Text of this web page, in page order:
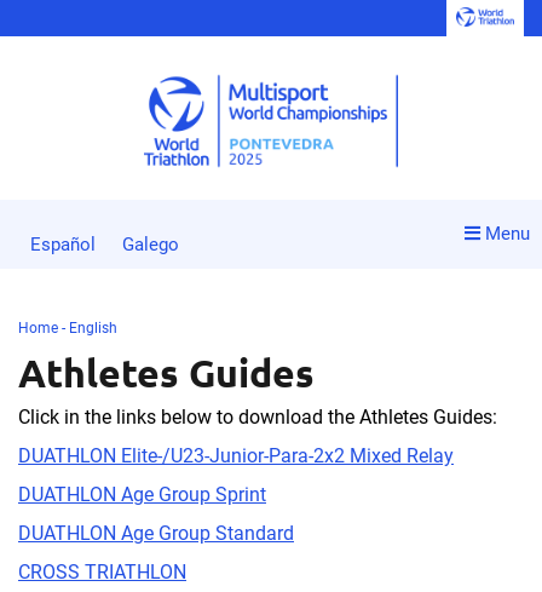
Menu
Español Galego
Home - English
Athletes Guides
Click in the links below to download the Athletes Guides:
DUATHLON Elite-/U23-Junior-Para-2x2 Mixed Relay
DUATHLON Age Group Sprint
DUATHLON Age Group Standard
CROSS TRIATHLON